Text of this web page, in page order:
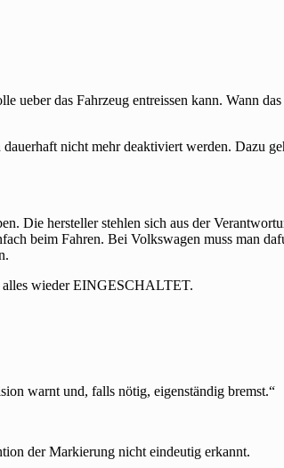
ueber das Fahrzeug entreissen kann. Wann
dauerhaft nicht mehr deaktiviert werden. Dazu
Die hersteller stehlen sich aus der
beim Fahren. Bei Volkswagen muss man
alles wieder EINGESCHALTET.
warnt und, falls nötig, eigenständig bremst.“
der Markierung nicht eindeutig erkannt.